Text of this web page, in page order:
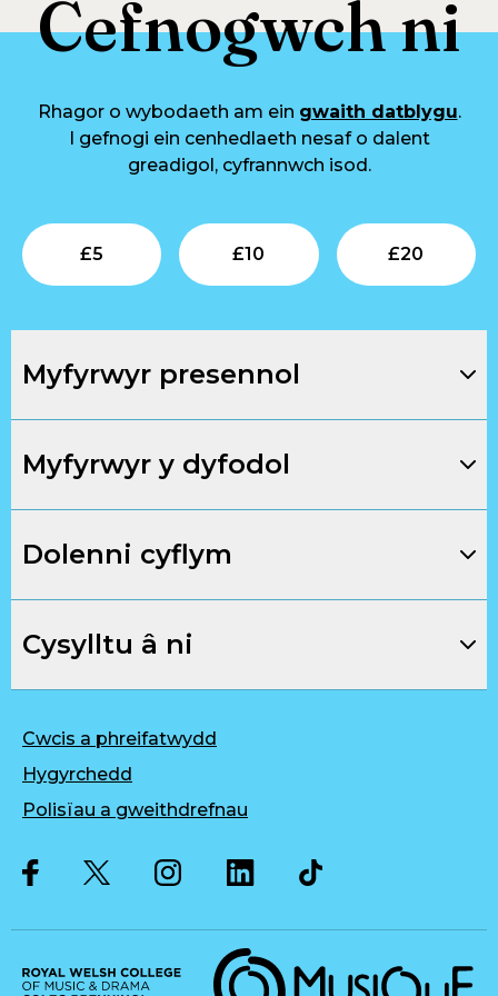
Cefnogwch ni
Rhagor o wybodaeth am ein gwaith datblygu.
I gefnogi ein cenhedlaeth nesaf o dalent
greadigol, cyfrannwch isod.
£5
Submit
£10
Submit
£20
Myfyrwyr presennol
Myfyrwyr y dyfodol
Dolenni cyflym
Cysylltu â ni
Cwcis a phreifatwydd
Hygyrchedd
Polisïau a gweithdrefnau
Musique, Music Quality